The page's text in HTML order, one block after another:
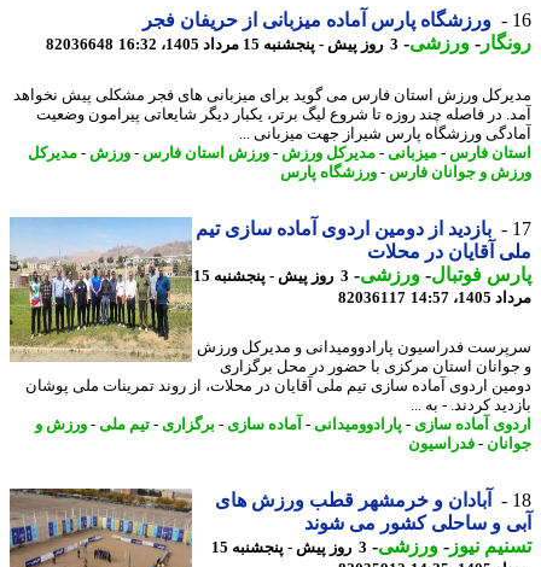
ورزشگاه پارس آماده میزبانی از حریفان فجر
-ورزشی-3 روز پیش - پنجشنبه 15 مرداد 1405، 16:32 82036648
ورزش استان فارس می گوید برای میزبانی های فجر مشکلی پیش نخواهد
در فاصله چند روزه تا شروع لیگ برتر، یکبار دیگر شایعاتی پیرامون وضعیت
ورزشگاه پارس شیراز جهت میزبانی ...
فارس-میزبانی -مدیرکل ورزش -ورزش استان فارس-ورزش -مدیرکل
و جوانان فارس-ورزشگاه پارس
بازدید از دومین اردوی آماده سازی تیم
آقایان در محلات
فوتبال-ورزشی-
3 روز پیش - پنجشنبه 15
14:57
82036117
فدراسیون پارادوومیدانی و مدیرکل ورزش
استان مرکزی با حضور در محل برگزاری
اردوی آماده سازی تیم ملی آقایان در محلات، از روند تمرینات ملی پوشان
کردند. - به ...
آماده سازی- پارادوومیدانی- آماده سازی- برگزاری - تیم ملی -ورزش و
-فدراسیون
آبادان و خرمشهر قطب ورزش های
و ساحلی کشور می شوند
نیوز-ورزشی-
3 روز پیش - پنجشنبه 15